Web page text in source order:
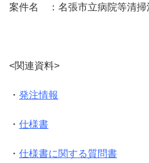
案件名 ：名張市立病院等清掃
<関連資料>
・ 発注情報
・ 仕様書
・ 仕様書に関する質問書